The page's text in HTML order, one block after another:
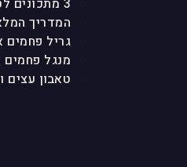
3 מתכונים לטאבון אבן ולכל סוגי הטאבונים שמטריפים את כולם
המדריך
גריל פחמים
מנגל פחמים
טאבון עצים